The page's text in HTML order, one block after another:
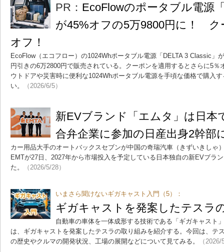
PR： EcoFlowのポータブル電源
が45%オフの5万9800円に！ ク
オフ！
EcoFlow（エコフロー）の1024Whポータブル電源「DELTA 3 Classic」
円引きの6万2800円で販売されている。クーポンを適用するとさらに5％
ウトドアや災害時に便利な1024Whポータブル電源を手頃な価格で購入
い。
（2026/6/5）
新EVブランド「エムタ」は日
合弁企業に参加の日産出身2幹部
カー用品大手のオートバックスセブンが中国の奇瑞汽車（きずいきしゃ
EMTが27日、2027年から市場投入を予定している日本独自の新EVブラ
た。
（2026/5/28）
いまさら聞けないギガキャスト入門（5）：
ギガキャストを発案したテスラ
自動車の車体を一体成形する技術である「ギガキャスト
は、ギガキャストを発案したテスラの取り組みを紹介する。今回は、テ
の歴史やクルマの開発状況、工場の展開などについて見てみる。
（